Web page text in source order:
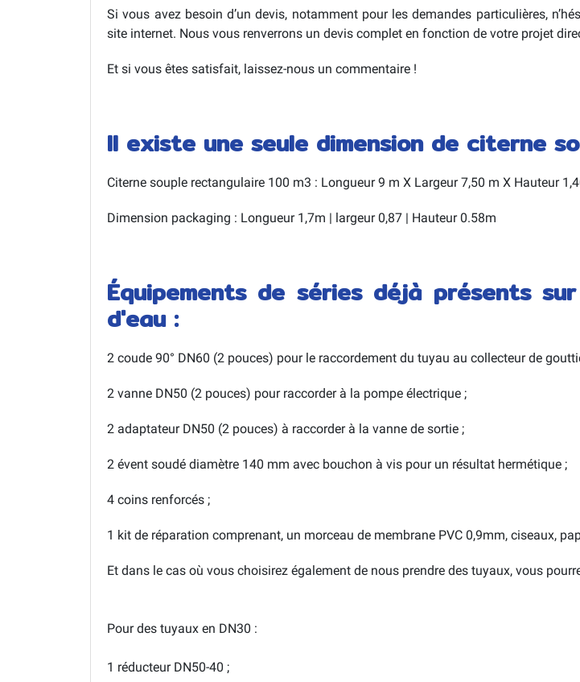
Si vous avez besoin d’un devis, notamment pour les demandes particulières,
site internet. Nous vous renverrons un devis complet en fonction de votre projet
Et si vous êtes satisfait, laissez-nous un commentaire !
Il existe une seule dimension de citerne
Citerne souple rectangulaire 100 m3 : Longueur 9 m X Largeur 7,50 m X Hauteur
Dimension packaging : Longueur 1,7m | largeur 0,87 | Hauteur 0.58m
Équipements de séries déjà présents
d'eau :
2 coude 90° DN60 (2 pouces) pour le raccordement du tuyau au collecteur de
2 vanne DN50 (2 pouces) pour raccorder à la pompe électrique ;
2 adaptateur DN50 (2 pouces) à raccorder à la vanne de sortie ;
2 évent soudé diamètre 140 mm avec bouchon à vis pour un résultat hermétique ;
4 coins renforcés ;
1 kit de réparation comprenant, un morceau de membrane PVC 0,9mm, ciseaux,
Et dans le cas où vous choisirez également de nous prendre des tuyaux, vous
Pour des tuyaux en DN30 :
1 réducteur DN50-40 ;